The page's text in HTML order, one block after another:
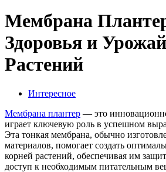
Мембрана
Здоровья и
Растений
Интересное
Мембрана плантер — это
играет ключевую роль в успешном
Эта тонкая мембрана, обычно
материалов, помогает создать
корней растений, обеспечивая им
доступ к необходимым питательным